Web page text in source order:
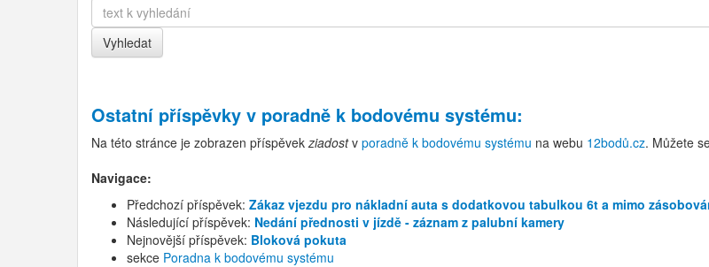
Ostatní příspěvky v poradně k bodovému systému:
Na této stránce je zobrazen příspěvekziadostv poradně k bodovému systému na webu 12bodů.cz. Můžete
Navigace:
Předchozí příspěvek: Zákaz vjezdu pro nákladní auta s dodatkovou tabulkou 6t a mimo
Následující příspěvek: Nedání přednosti v jízdě - záznam z palubní kamery
Nejnovější příspěvek: Bloková pokuta
sekce Poradna k bodovému systému